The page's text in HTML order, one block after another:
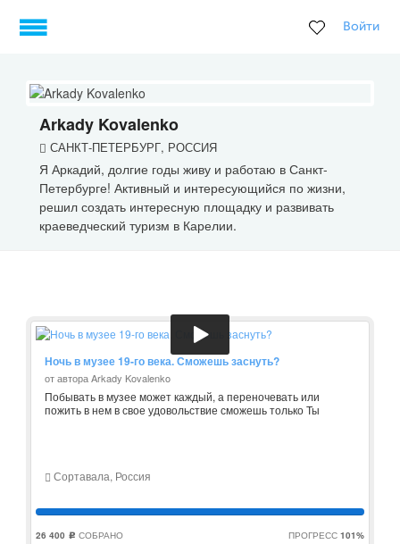
Войти
Arkady Kovalenko
САНКТ-ПЕТЕРБУРГ, РОССИЯ
Я Аркадий, долгие годы живу и работаю в Санкт-
Петербурге! Активный и интересующийся по жизни,
решил создать интересную площадку и развивать
краеведческий туризм в Карелии.
Ночь в музее 19-го века. Сможешь заснуть?
от автора Arkady Kovalenko
Побывать в музее может каждый, а переночевать или
пожить в нем в свое удовольствие сможешь только Ты
Сортавала, Россия
26 400 c СОБРАНО ПРОГРЕСС 101%